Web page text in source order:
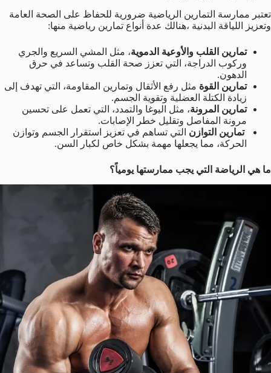
تعتبر ممارسة التمارين الرياضية ضرورية للحفاظ على الصحة العامة
وتعزيز اللياقة البدنية ،هنالك عدة أنواع تمارين رياضية منها:
تمارين القلب والأوعية الدموية، مثل المشي السريع والجري
وركوب الدراجة، التي تعزز صحة القلب وتساعد في حرق
الدهون.
تمارين القوة مثل رفع الأثقال وتمارين المقاومة، التي تهدف إلى
زيادة الكتلة العضلية وتقوية الجسم.
تمارين المرونة، مثل اليوغا والتمدد، التي تعمل على تحسين
مرونة المفاصل وتقليل خطر الإصابات.
تمارين التوازن التي تساهم في تعزيز استقرار الجسم وتوازن
الحركة، مما يجعلها مهمة بشكل خاص لكبار السن.
ما هي الرياضة التي يجب ممارستها يومياً؟